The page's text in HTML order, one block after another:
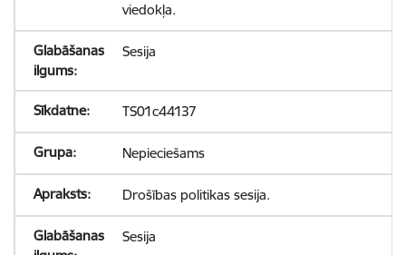
viedokļa.
Sesija
TS01c44137
Nepieciešams
Drošības politikas sesija.
Sesija